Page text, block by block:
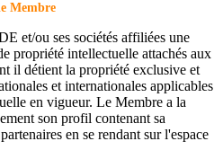
Membre
et/ou ses sociétés affiliées une
propriété intellectuelle attachés aux
il détient la propriété exclusive et
et internationales applicables
en vigueur. Le Membre a la
son profil contenant sa
en se rendant sur l'espace